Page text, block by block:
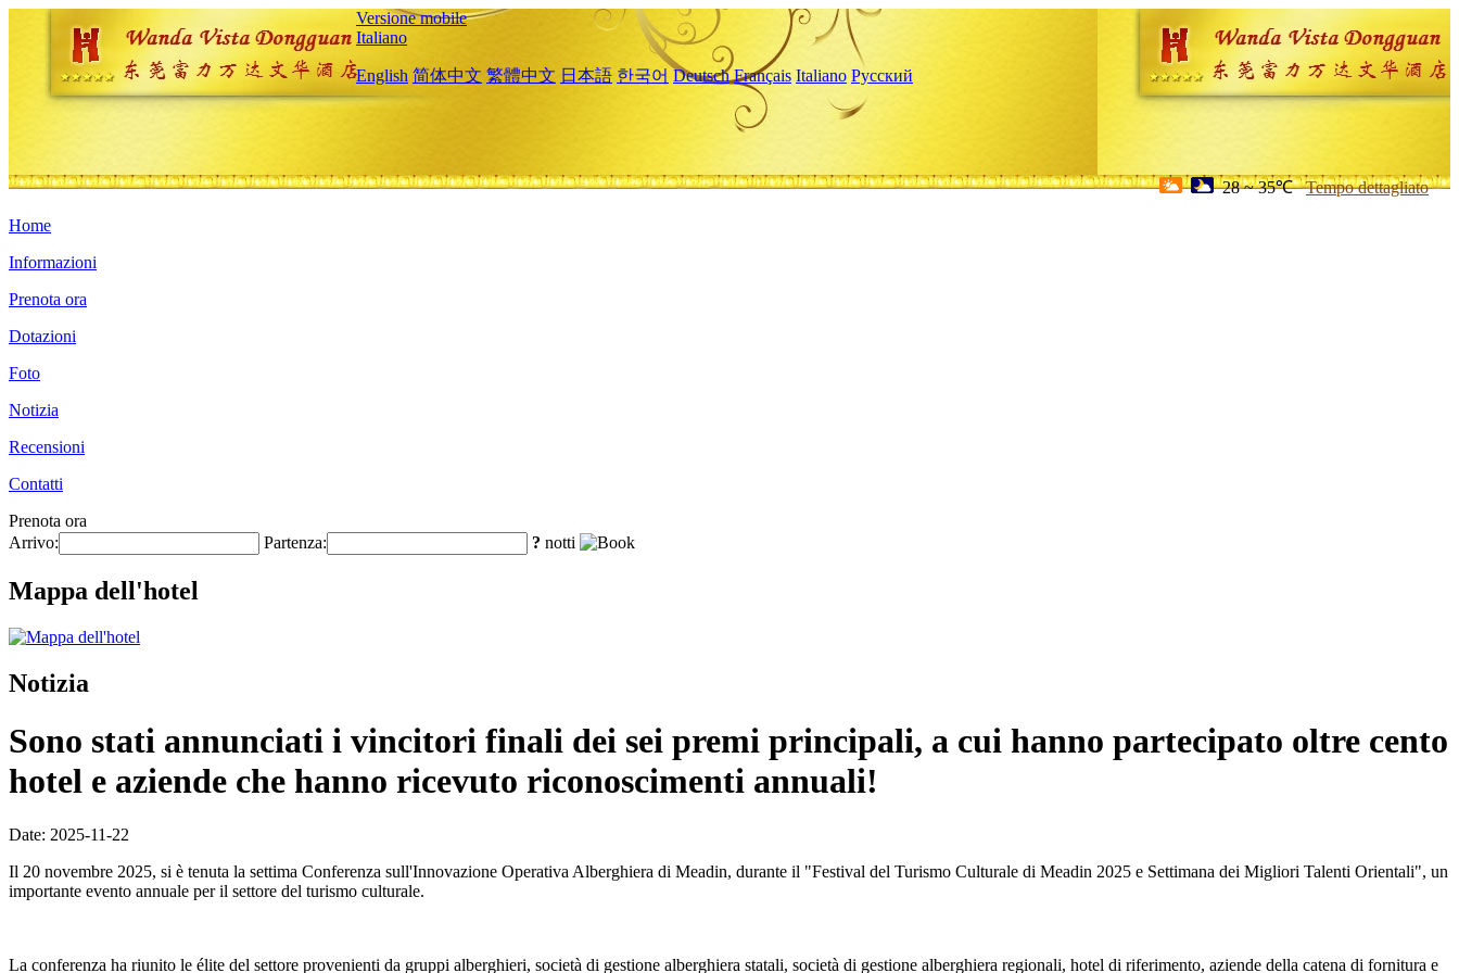
Versione mobile
Italiano
English 简体中文 繁體中文 日本語 한국어 Deutsch Français Italiano Русский
28 ~ 35℃ Tempo dettagliato
Home
Informazioni
Prenota ora
Dotazioni
Foto
Notizia
Recensioni
Contatti
Prenota ora
Arrivo:
Partenza: ? notti
Mappa dell'hotel
Notizia
Sono stati annunciati i vincitori finali dei sei premi principali, a cui hanno partecipato oltre cento
hotel e aziende che hanno ricevuto riconoscimenti annuali!
Date: 2025-11-22
Il 20 novembre 2025, si è tenuta la settima Conferenza sull'Innovazione Operativa Alberghiera di Meadin, durante il "Festival del Turismo Culturale di Meadin 2025 e Settimana dei Migliori Talenti Orientali", un
importante evento annuale per il settore del turismo culturale.
La conferenza ha riunito le élite del settore provenienti da gruppi alberghieri, società di gestione alberghiera statali, società di gestione alberghiera regionali, hotel di riferimento, aziende della catena di fornitura e